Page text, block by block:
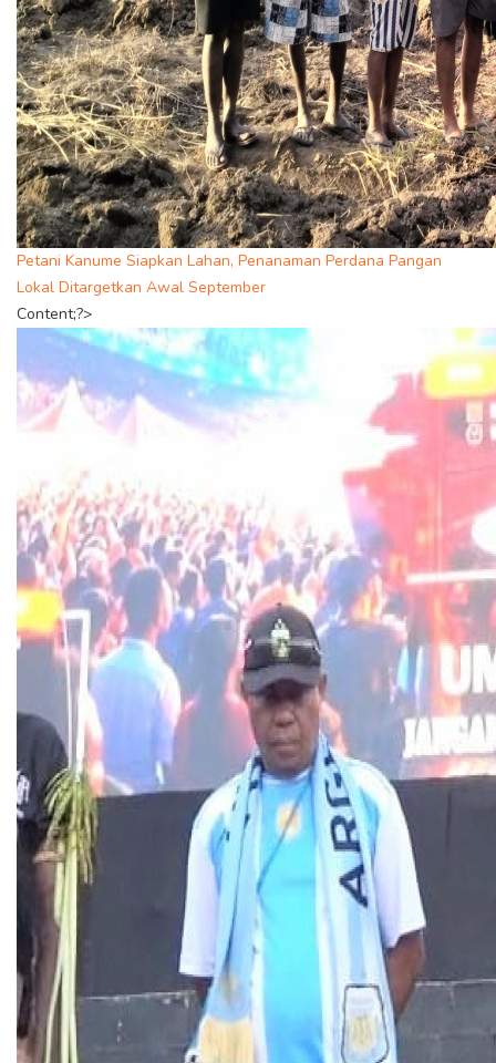
Petani Kanume Siapkan Lahan, Penanaman Perdana Pangan
Lokal Ditargetkan Awal September
Content;?>